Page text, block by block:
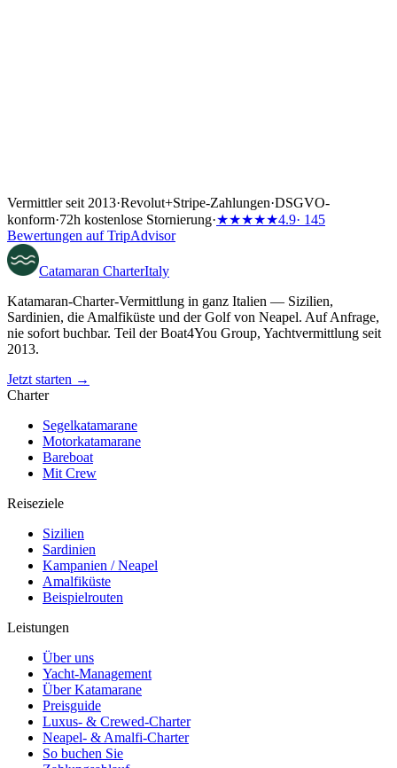
Vermittler seit 2013·Revolut+Stripe-Zahlungen·DSGVO-
konform·72h kostenlose Stornierung·★★★★★4.9· 145
Bewertungen auf TripAdvisor
Catamaran CharterItaly
Katamaran-Charter-Vermittlung in ganz Italien — Sizilien,
Sardinien, die Amalfiküste und der Golf von Neapel. Auf Anfrage,
nie sofort buchbar. Teil der Boat4You Group, Yachtvermittlung seit
2013.
Jetzt starten →
Charter
Segelkatamarane
Motorkatamarane
Bareboat
Mit Crew
Reiseziele
Sizilien
Sardinien
Kampanien / Neapel
Amalfiküste
Beispielrouten
Leistungen
Über uns
Yacht-Management
Über Katamarane
Preisguide
Luxus- & Crewed-Charter
Neapel- & Amalfi-Charter
So buchen Sie